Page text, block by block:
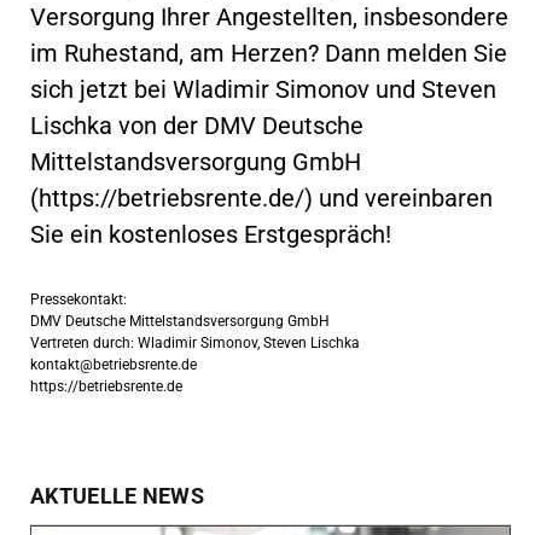
Versorgung Ihrer Angestellten, insbesondere
im Ruhestand, am Herzen? Dann melden Sie
sich jetzt bei Wladimir Simonov und Steven
Lischka von der DMV Deutsche
Mittelstandsversorgung GmbH
(https://betriebsrente.de/) und vereinbaren
Sie ein kostenloses Erstgespräch!
Pressekontakt:
DMV Deutsche Mittelstandsversorgung GmbH
Vertreten durch: Wladimir Simonov, Steven Lischka
kontakt@betriebsrente.de
https://betriebsrente.de
AKTUELLE NEWS